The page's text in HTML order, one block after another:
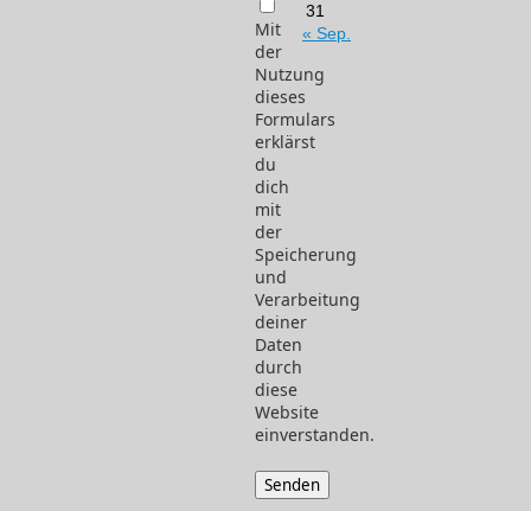
Mit
der
Nutzung
dieses
Formulars
erklärst
du
dich
mit
der
Speicherung
und
Verarbeitung
deiner
Daten
durch
diese
Website
einverstanden.
31
« Sep.